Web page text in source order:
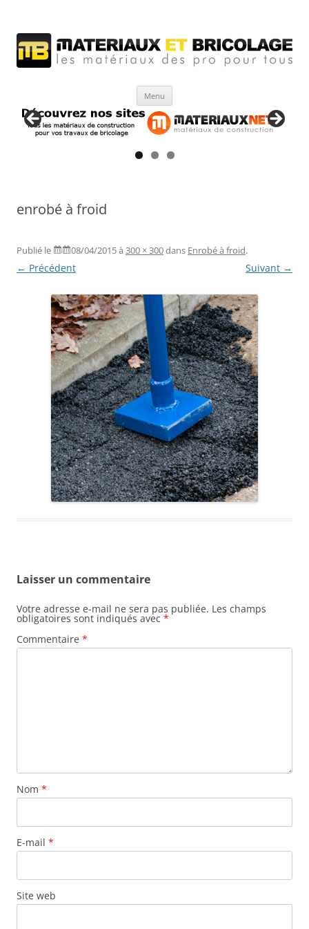
Menu
enrobé à froid
Publié le 08/04/2015à 300 × 300dans Enrobé à froid.
← Précédent Suivant →
Laisser un commentaire
Votre adresse e-mail ne sera pas publiée. Les champs
obligatoires sont indiqués avec *
Commentaire *
Nom *
E-mail *
Site web